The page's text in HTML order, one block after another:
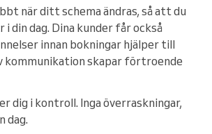
när ditt schema ändras, så att du
din dag. Dina kunder får också
innan bokningar hjälper till
kommunikation skapar förtroende
dig i kontroll. Inga överraskningar,
dag.